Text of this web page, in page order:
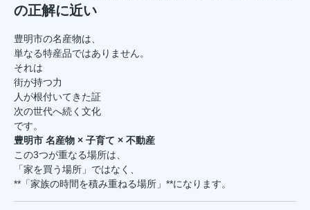
の正解に近い
豊明市の名産物は、
単なる特産品ではありません。
それは
街が持つ力
人が根付いてきた証
次の世代へ続く文化
です。
豊明市 名産物 × 子育て × 不動産
この3つが重なる場所は、
「家を買う場所」ではなく、
**「家族の時間を積み重ねる場所」**になります。